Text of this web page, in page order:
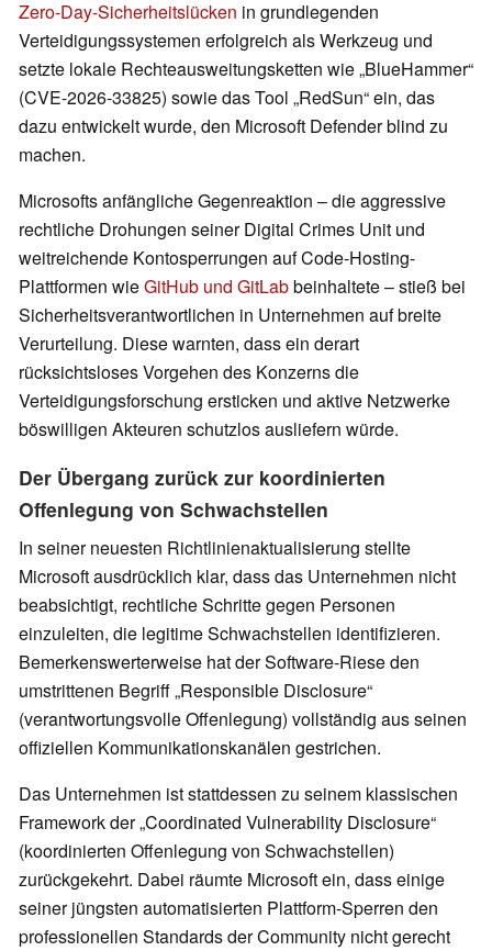
Zero-Day-Sicherheitslücken in grundlegenden
Verteidigungssystemen erfolgreich als Werkzeug und
setzte lokale Rechteausweitungsketten wie „BlueHammer“
(CVE-2026-33825) sowie das Tool „RedSun“ ein, das
dazu entwickelt wurde, den Microsoft Defender blind zu
machen.
Microsofts anfängliche Gegenreaktion – die aggressive
rechtliche Drohungen seiner Digital Crimes Unit und
weitreichende Kontosperrungen auf Code-Hosting-
Plattformen wieGitHub und GitLabbeinhaltete – stieß bei
Sicherheitsverantwortlichen in Unternehmen auf breite
Verurteilung. Diese warnten, dass ein derart
rücksichtsloses Vorgehen des Konzerns die
Verteidigungsforschung ersticken und aktive Netzwerke
böswilligen Akteuren schutzlos ausliefern würde.
Der Übergang zurück zur koordinierten
Offenlegung von Schwachstellen
In seiner neuesten Richtlinienaktualisierung stellte
Microsoft ausdrücklich klar, dass das Unternehmen nicht
beabsichtigt, rechtliche Schritte gegen Personen
einzuleiten, die legitime Schwachstellen identifizieren.
Bemerkenswerterweise hat der Software-Riese den
umstrittenen Begriff „Responsible Disclosure“
(verantwortungsvolle Offenlegung) vollständig aus seinen
offiziellen Kommunikationskanälen gestrichen.
Das Unternehmen ist stattdessen zu seinem klassischen
Framework der „Coordinated Vulnerability Disclosure“
(koordinierten Offenlegung von Schwachstellen)
zurückgekehrt. Dabei räumte Microsoft ein, dass einige
seiner jüngsten automatisierten Plattform-Sperren den
professionellen Standards der Community nicht gerecht